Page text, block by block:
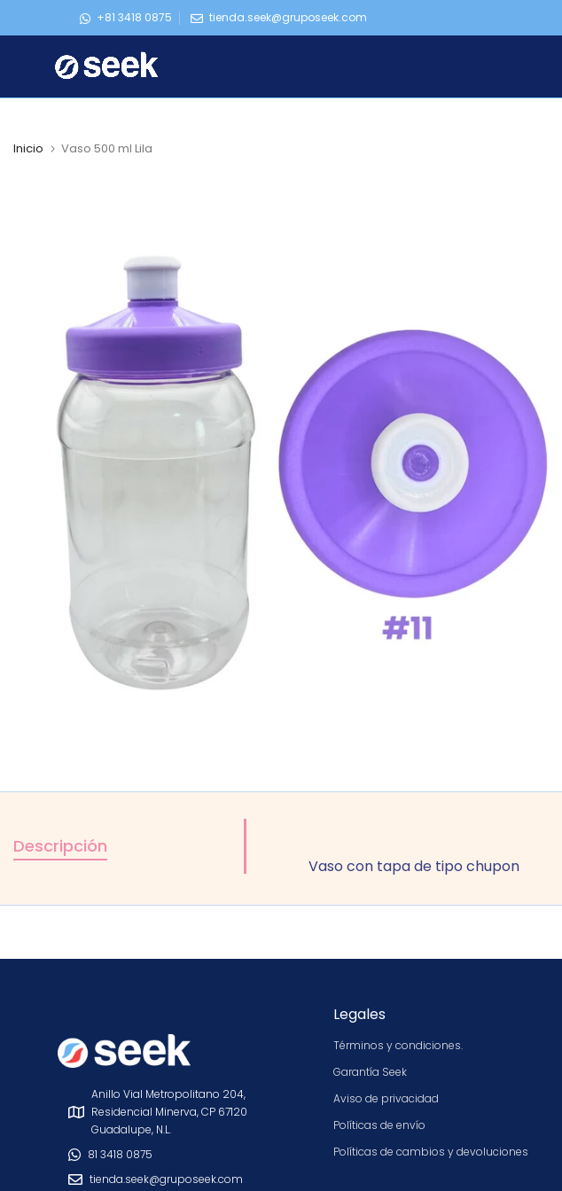
contenido
+81 3418 0875 tienda.seek@gruposeek.com
Inicio Vaso 500 ml Lila
Descripción
Vaso con tapa de tipo chupon
Anillo Vial Metropolitano 204,
Residencial Minerva, CP 67120
Guadalupe, N.L.
81 3418 0875
tienda.seek@gruposeek.com
Legales
Términos y condiciones.
Garantía Seek
Aviso de privacidad
Políticas de envío
Políticas de cambios y devoluciones